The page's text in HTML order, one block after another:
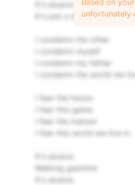
It's elusive
It's just a dream
I condamn the other
I condamn myself
I condamn my father
I condamn the world we
I fear the future
I fear this game
I fear the mature
I fear this world we live in
It's elusive
Walking gasoline
It's elusive
Based on
unfortunately